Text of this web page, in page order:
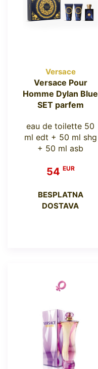
Versace
Versace Pour
Homme Dylan Blue
SET parfem
eau de toilette 50
ml edt + 50 ml shg
+ 50 ml asb
54 EUR
BESPLATNA
DOSTAVA